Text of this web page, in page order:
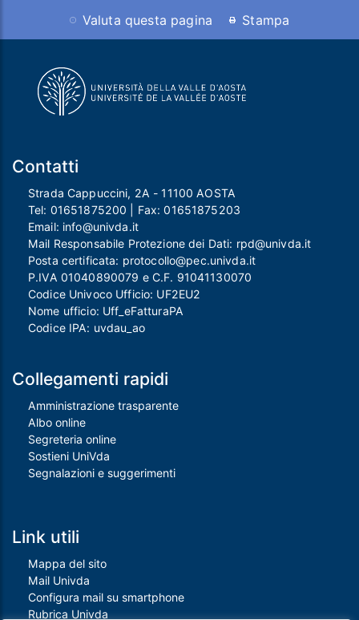
Valuta questa pagina Stampa
Contatti
Strada Cappuccini, 2A - 11100 AOSTA
Tel: 01651875200 | Fax:01651875203
Email: info@univda.it
Mail Responsabile Protezione dei Dati: rpd@univda.it
Posta certificata: protocollo@pec.univda.it
P.IVA 01040890079 e C.F. 91041130070
Codice Univoco Ufficio: UF2EU2
Nome ufficio: Uff_eFatturaPA
Codice IPA: uvdau_ao
Collegamenti rapidi
Amministrazione trasparente
Albo online
Segreteria online
Sostieni UniVda
Segnalazioni e suggerimenti
Link utili
Mappa del sito
Mail Univda
Configura mail su smartphone
Rubrica Univda